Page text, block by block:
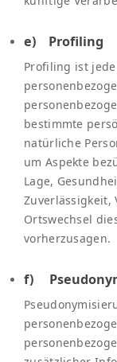
e) Profiling
Profiling ist
bestimmte
natürliche
um Aspekte
Lage,
Zuverlässigkeit,
Ortswechsel
vorherzusagen.
f)